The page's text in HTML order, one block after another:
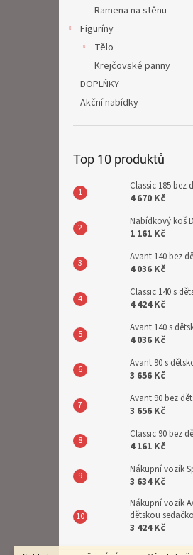
Ramena na stěnu
Figuríny
Tělo
Krejčovské panny
DOPLŇKY
Akční nabídky
Top 10 produktů
Classic 185 bez
4 670 Kč
Nabídkový koš
1 161 Kč
Avant 140 bez
4 036 Kč
Classic 140 s
4 424 Kč
Avant 140 s
4 036 Kč
Avant 90 s
3 656 Kč
Avant 90 bez
3 656 Kč
Classic 90 bez
4 161 Kč
Nákupní vozík
3 634 Kč
Nákupní vozík
dětskou
3 424 Kč